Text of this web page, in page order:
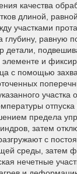
качества
длиной,
участками
глубину, равную
детали,
элементе и
с помощью
участка
предела
затем
с
среды, затем
нечетные